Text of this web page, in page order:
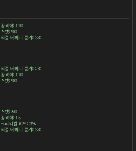
공격력: 110
스탯: 90
최종 데미지 증가: 3%
최종 데미지 증가: 2%
공격력: 110
스탯: 90
스탯: 50
공격력: 15
크리티컬 히트: 3%
최종 데미지 증가: 3%